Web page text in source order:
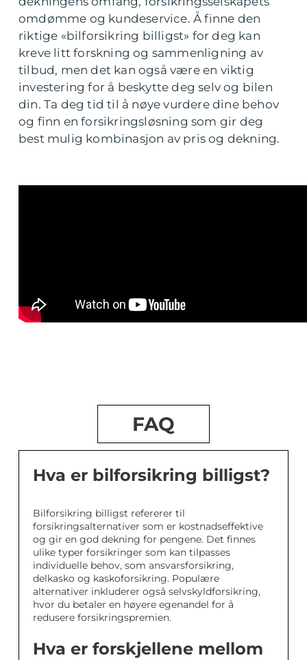
omdømme og kundeservice. Å finne den
riktige «bilforsikring billigst» for deg kan
kreve litt forskning og sammenligning av
tilbud, men det kan også være en viktig
investering for å beskytte deg selv og bilen
din. Ta deg tid til å nøye vurdere dine behov
og finn en forsikringsløsning som gir deg
best mulig kombinasjon av pris og dekning.
FAQ
Hva er bilforsikring billigst?
Bilforsikring billigst refererer til
forsikringsalternativer som er kostnadseffektive
og gir en god dekning for pengene. Det finnes
ulike typer forsikringer som kan tilpasses
individuelle behov, som ansvarsforsikring,
delkasko og kaskoforsikring. Populære
alternativer inkluderer også selvskyldforsikring,
hvor du betaler en høyere egenandel for å
redusere forsikringspremien.
Hva er forskjellene mellom